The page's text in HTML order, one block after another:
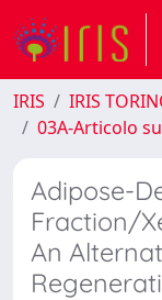
IRIS IRIS
03A-Articolo
Adipose-
Fraction/
An